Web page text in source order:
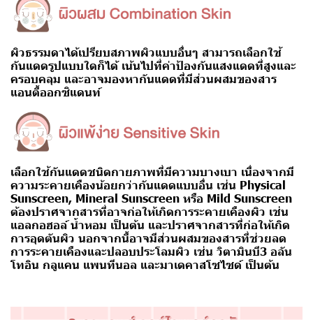
ผิวธรรมดาได้เปรียบสภาพผิวแบบอื่นๆ สามารถเลือกใช้
กันแดดรูปแบบใดก็ได้ เน้นไปที่ค่าป้องกันแสงแดดที่สูงและ
ครอบคลุม และอาจมองหากันแดดที่มีส่วนผสมของสาร
แอนตี้ออกซิแดนท์
เลือกใช้กันแดดชนิดกายภาพที่มีความบางเบา เนื่องจากมี
ความระคายเคืองน้อยกว่ากันแดดแบบอื่น เช่น Physical
Sunscreen, Mineral Sunscreen หรือ Mild Sunscreen
ต้องปราศจากสารที่อาจก่อให้เกิดการระคายเคืองผิว เช่น
แอลกอฮอล์ น้ำหอม เป็นต้น และปราศจากสารที่ก่อให้เกิด
การอุดตันผิว นอกจากนี้อาจมีส่วนผสมของสารที่ช่วยลด
การระคายเคืองและปลอบประโลมผิว เช่น วิตามินบี3 อลัน
โทอิน กลูแคน แพนทีนอล และมาเดคาสโซไซด์ เป็นต้น